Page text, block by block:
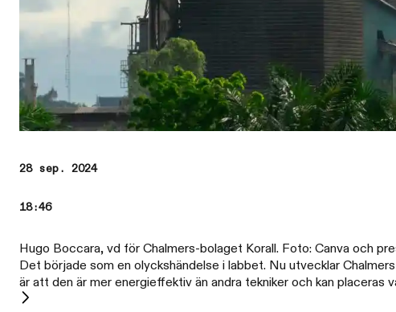
28 sep. 2024
18:46
Hugo Boccara, vd för Chalmers-bolaget Korall. Foto: Canva och
Det började som en olyckshändelse i labbet. Nu utvecklar
är att den är mer energieffektiv än andra tekniker och kan placeras